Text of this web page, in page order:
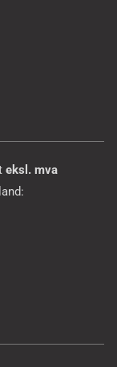
eksl. mva